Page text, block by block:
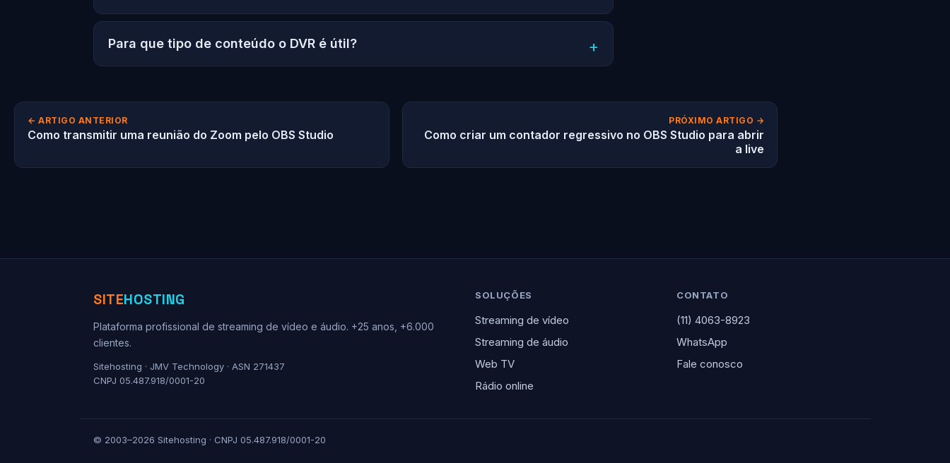
Para que tipo de conteúdo o DVR é útil?
← ARTIGO ANTERIOR
Como transmitir uma reunião do Zoom pelo OBS Studio
PRÓXIMO ARTIGO →
Como criar um contador regressivo no OBS Studio para abrir
a live
SITEHOSTING
Plataforma profissional de streaming de vídeo e áudio. +25 anos, +6.000
clientes.
Sitehosting · JMV Technology · ASN 271437
CNPJ 05.487.918/0001-20
SOLUÇÕES
Streaming de vídeo
Streaming de áudio
Web TV
Rádio online
CONTATO
(11) 4063-8923
WhatsApp
Fale conosco
© 2003–2026 Sitehosting · CNPJ 05.487.918/0001-20